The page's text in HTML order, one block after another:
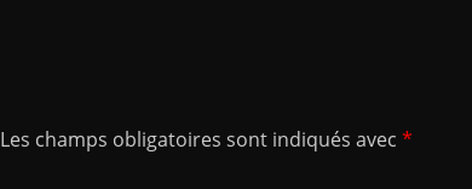
Les champs obligatoires sont indiqués avec *